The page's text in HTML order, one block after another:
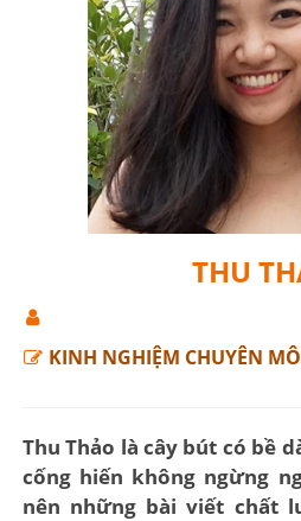
THU
KINH NGHIỆM CHUYÊN
Thu Thảo là cây bút có bề
cống hiến không ngừng
nên những bài viết chất